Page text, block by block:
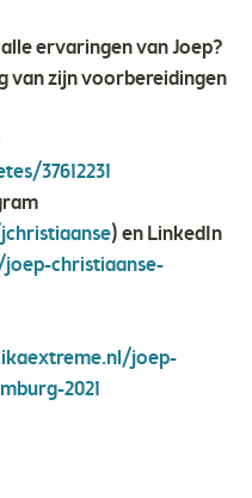
ervaringen van Joep?
van zijn voorbereidingen
37612231
) en LinkedIn
christiaanse-
joep-
2021